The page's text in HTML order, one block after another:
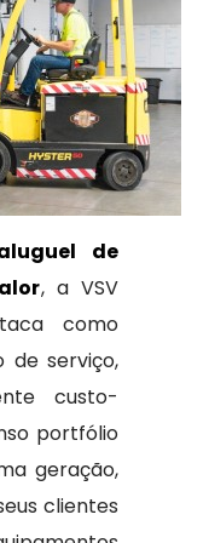
de
, a VSV
como
de serviço,
custo-
portfólio
geração,
clientes